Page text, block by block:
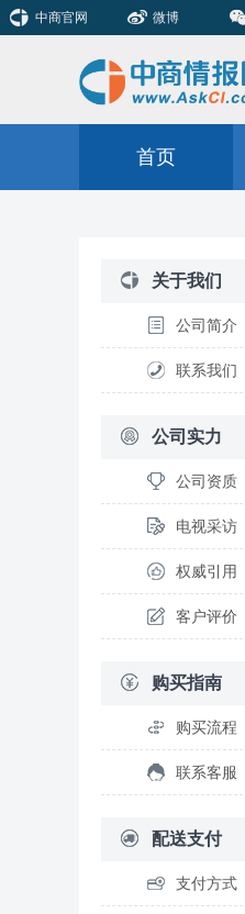
中商官网 微博
首页
关于我们
公司简介
联系我们
公司实力
公司资质
电视采访
权威引用
客户评价
购买指南
购买流程
联系客服
配送支付
支付方式